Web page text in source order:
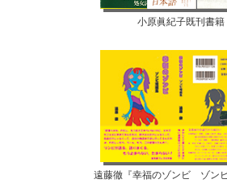
小原眞紀子既刊書籍
遠藤徹『幸福のゾンビ ゾンビ